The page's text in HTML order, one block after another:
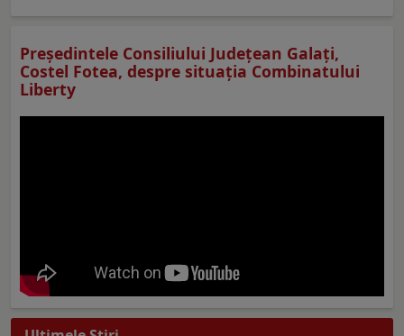
Preşedintele Consiliului Judeţean Galaţi,
Costel Fotea, despre situaţia Combinatului
Liberty